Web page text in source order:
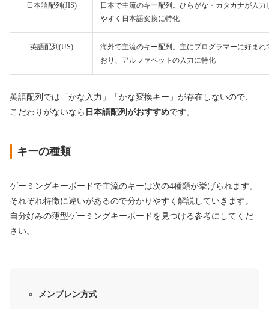
日本語配列(JIS)
日本で主流のキー配列。ひらがな・カタカナが入力
やすく日本語変換に特化
英語配列(US)
海外で主流のキー配列。主にプログラマーに好まれ
おり、アルファベットの入力に特化
英語配列では「かな入力」「かな変換キー」が存在しないので、
こだわりがないなら 日本語配列がおすすめです。
キーの種類
ゲーミングキーボードで主流のキーは次の4種類が挙げられます。
それぞれ特徴に違いがあるので分かりやすく解説していきます。
自分好みの薄型ゲーミングキーボードを見つける参考にしてくだ
さい。
メンブレン方式